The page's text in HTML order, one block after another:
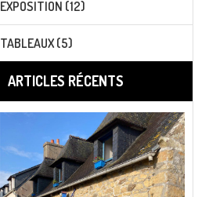
EXPOSITION (12)
TABLEAUX (5)
ARTICLES RÉCENTS